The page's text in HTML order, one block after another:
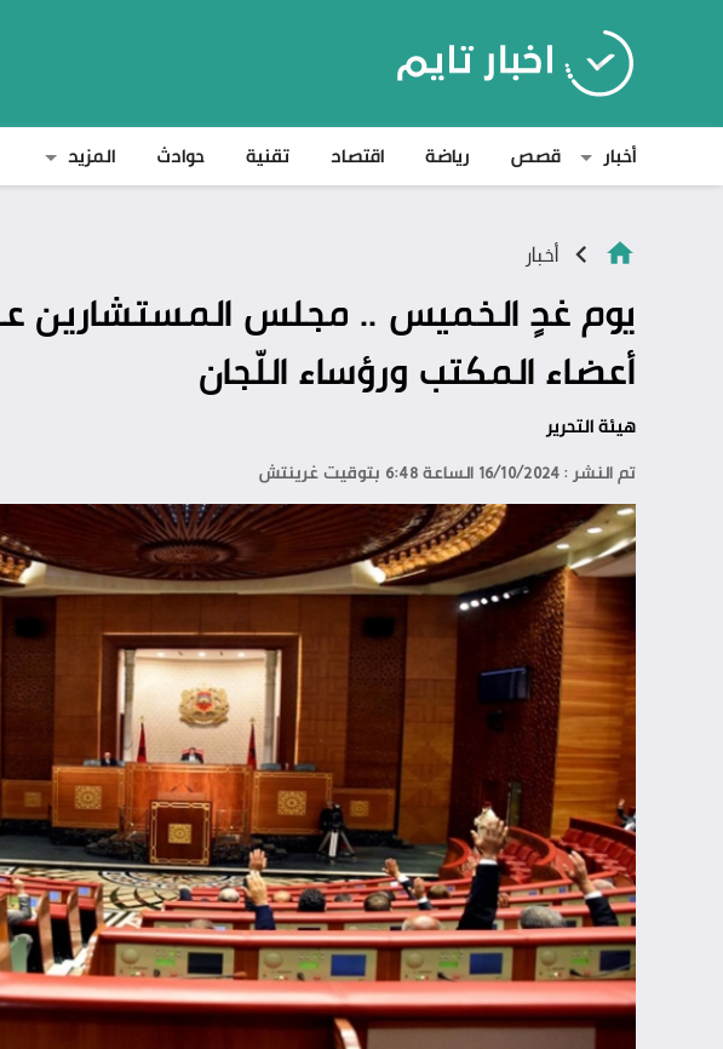
أخبار
قصص رياضة اقتصاد تقنية حوادث المزيد
أخبار
يوم غدٍ الخميس .. مجلس المستشارين
أعضاء المكتب ورؤساء اللّجان
هيئة التحرير
تم النشر : 16/10/2024 الساعة 6:48 بتوقيت غرينتش